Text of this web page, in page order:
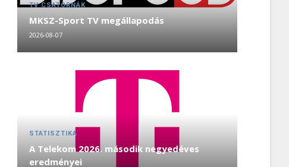
TV CSATORNÁK
MKSZ-Sport TV megállapodás
2026-08-07
STATISZTIKA
A Telekom 2026. második negyedéves
eredményei